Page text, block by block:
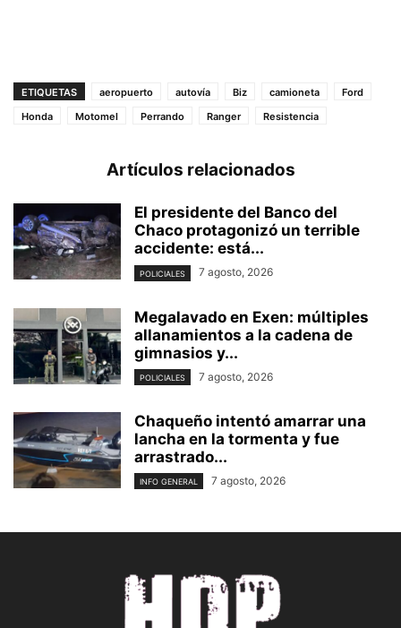
ETIQUETAS aeropuerto autovía Biz camioneta
Ford
Honda
Motomel Perrando Ranger Resistencia
Artículos relacionados
El presidente del Banco del
Chaco protagonizó un terrible
accidente: está...
POLICIALES 7 agosto, 2026
Megalavado en Exen: múltiples
allanamientos a la cadena de
gimnasios y...
POLICIALES 7 agosto, 2026
Chaqueño intentó amarrar una
lancha en la tormenta y fue
arrastrado...
INFO GENERAL 7 agosto, 2026